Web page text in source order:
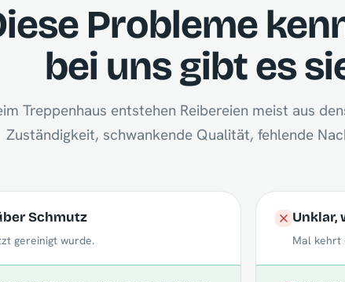
Probleme
bei uns gibt es
Treppenhaus entstehen Reibereien meist aus
Zuständigkeit, schwankende Qualität, fehlende
Schmutz
gereinigt wurde.
Unklar,
Mal kehrt